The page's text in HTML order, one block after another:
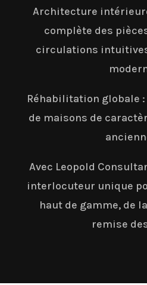
Architecture
complète des
circulations
Réhabilitation globale
de maisons de
Avec Leopold
interlocuteur unique
haut de gamme, de
remise